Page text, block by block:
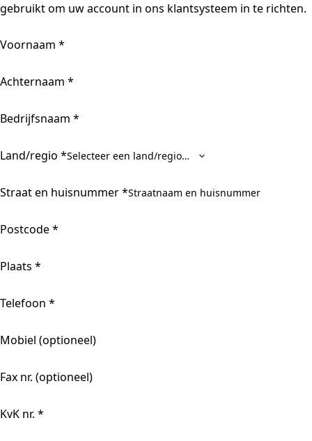
gebruikt om uw account in ons klantsysteem in te richten.
Voornaam *
Achternaam *
Bedrijfsnaam *
Land/regio *
Straat en huisnummer*
Postcode*
Plaats *
Telefoon *
Mobiel (optioneel)
Fax nr. (optioneel)
KvK nr. *